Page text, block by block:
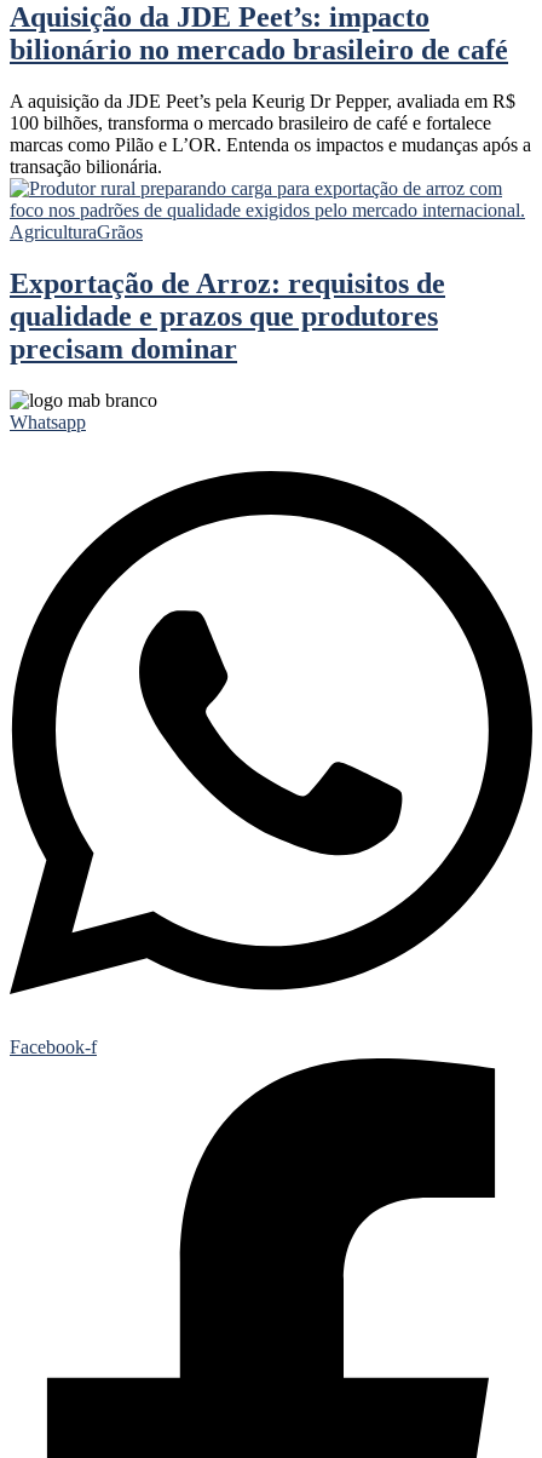
Aquisição da JDE Peet’s: impacto
bilionário no mercado brasileiro de café
A aquisição da JDE Peet’s pela Keurig Dr Pepper, avaliada em R$
100 bilhões, transforma o mercado brasileiro de café e fortalece
marcas como Pilão e L’OR. Entenda os impactos e mudanças após a
transação bilionária.
AgriculturaGrãos
Exportação de Arroz: requisitos de
qualidade e prazos que produtores
precisam dominar
Whatsapp
Facebook-f